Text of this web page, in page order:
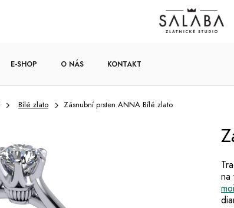
E-SHOP O NÁS KONTAKT
Bílé zlato Zásnubní prsten ANNA Bílé zlato
na